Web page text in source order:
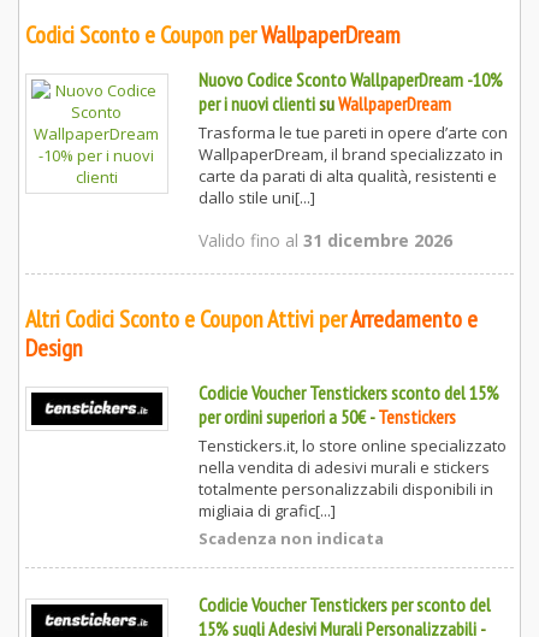
Codici Sconto e Coupon perWallpaperDream
Nuovo Codice Sconto WallpaperDream -10%
per i nuovi clientisuWallpaperDream
Trasforma le tue pareti in opere d’arte con
WallpaperDream, il brand specializzato in
carte da parati di alta qualità, resistenti e
dallo stile uni[...]
Valido fino al 31 dicembre 2026
Altri Codici Sconto e Coupon Attivi perArredamento e
Design
Codicie Voucher Tenstickers sconto del 15%
per ordini superiori a 50€-Tenstickers
Tenstickers.it, lo store online specializzato
nella vendita di adesivi murali e stickers
totalmente personalizzabili disponibili in
migliaia di grafic[...]
Scadenza non indicata
Codicie Voucher Tenstickers per sconto del
15% sugli Adesivi Murali Personalizzabili -